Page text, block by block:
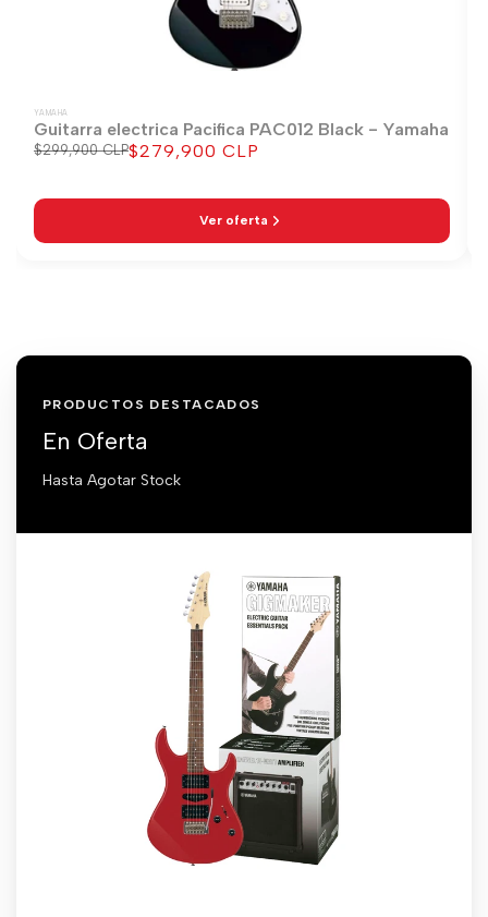
YAMAHA
Guitarra electrica Pacifica PAC012 Black - Yamaha
Precio
$299,900 CLPPrecio
$279,900 CLP
Ver oferta
PRODUCTOS DESTACADOS
En Oferta
Hasta Agotar Stock